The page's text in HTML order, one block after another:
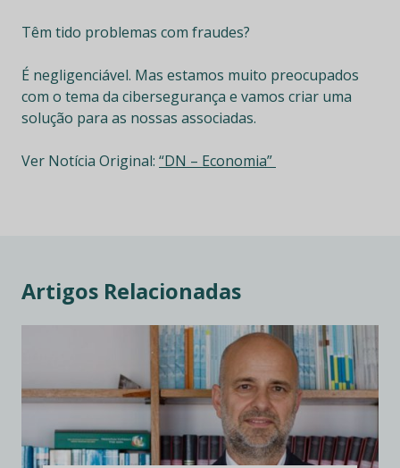
Têm tido problemas com fraudes?
É negligenciável. Mas estamos muito preocupados
com o tema da cibersegurança e vamos criar uma
solução para as nossas associadas.
Ver Notícia Original: “DN – Economia”
Artigos Relacionadas